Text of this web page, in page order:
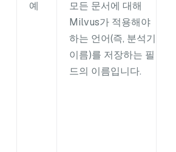
예
모든 문서에 대해
Milvus가 적용해야
하는 언어(즉, 분석기
이름)를 저장하는 필
드의 이름입니다.